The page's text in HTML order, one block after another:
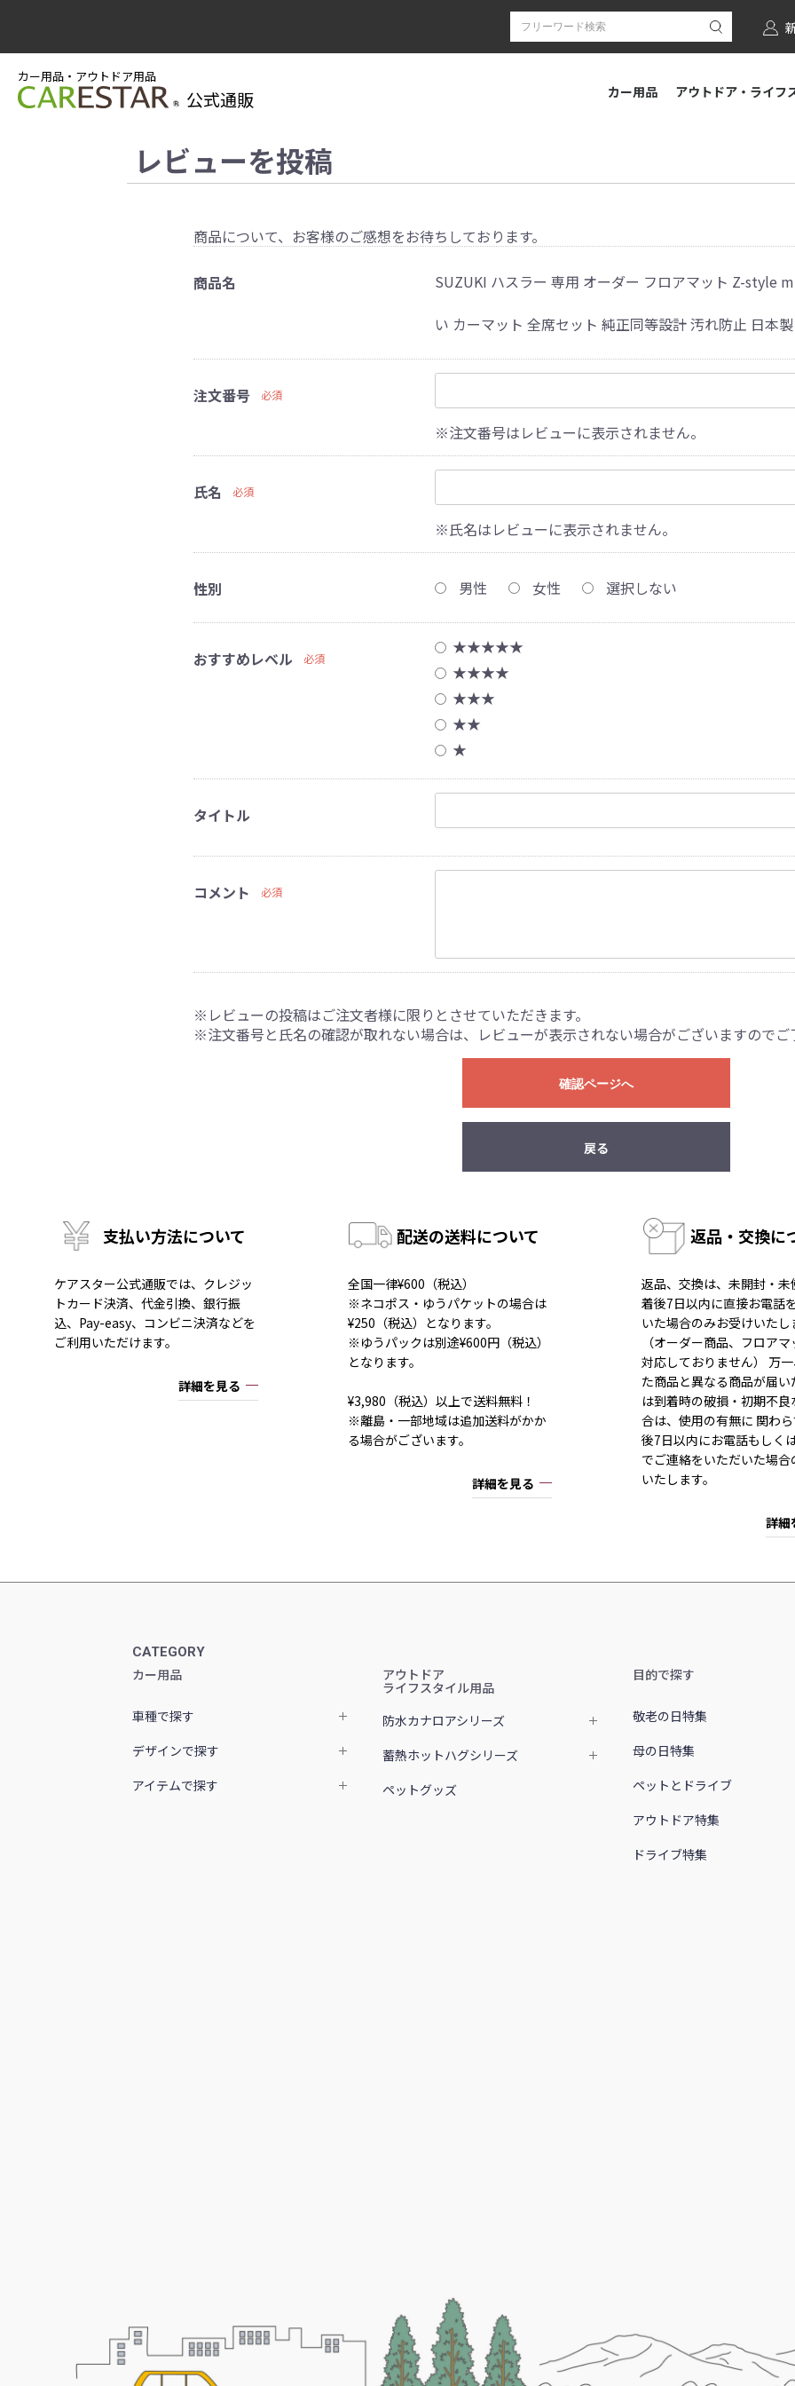
カー用品・アウトドア用品
公式通販 カー用品 アウトドア・ライフ
レビューを投稿
商品について、お客様のご感想をお待ちしております。
商品名
SUZUKI ハスラー 専用 オーダー フロアマット Z-style
い カーマット 全席セット 純正同等設計 汚れ防止 日本
注文番号 必須
※注文番号はレビューに表示されません。
氏名 必須
※氏名はレビューに表示されません。
性別 男性 女性 選択しない
おすすめレベル 必須
★★★★★
★★★★
★★★
★★
★
タイトル
コメント 必須
※レビューの投稿はご注文者様に限りとさせていただきます。
※注文番号と氏名の確認が取れない場合は、レビューが表示されない場合がございますのでご
確認ページへ
戻る
支払い方法について
ケアスター公式通販では、クレジッ
トカード決済、代金引換、銀行振
込、Pay-easy、コンビニ決済などを
ご利用いただけます。
詳細を見る
配送の送料について
全国一律¥600（税込）
※ネコポス・ゆうパケットの場合は
¥250（税込）となります。
※ゆうパックは別途¥600円（税込）
となります。
¥3,980（税込）以上で送料無料！
※離島・一部地域は追加送料がかか
る場合がございます。
詳細を見る
返品・交換に
返品、交換は、未開封・未
着後7日以内に直接お電話
いた場合のみお受けいたし
（オーダー商品、フロア
対応しておりません） 万
た商品と異なる商品が届い
は到着時の破損・初期不良
合は、使用の有無に 関わ
後7日以内にお電話もしく
でご連絡をいただいた場合
いたします。
詳細
CATEGORY
カー用品
車種で探す
デザインで探す
アイテムで探す
アウトドア
ライフスタイル用品
防水カナロアシリーズ
蓄熱ホットハグシリーズ
ペットグッズ
目的で探す
敬老の日特集
母の日特集
ペットとドライブ
アウトドア特集
ドライブ特集